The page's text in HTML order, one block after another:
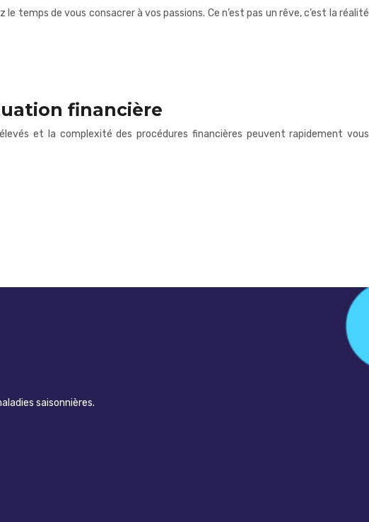
temps de vous consacrer à vos passions. Ce n’est pas un rêve, c’est la réalité
financière
et la complexité des procédures financières peuvent rapidement vous
saisonnières.